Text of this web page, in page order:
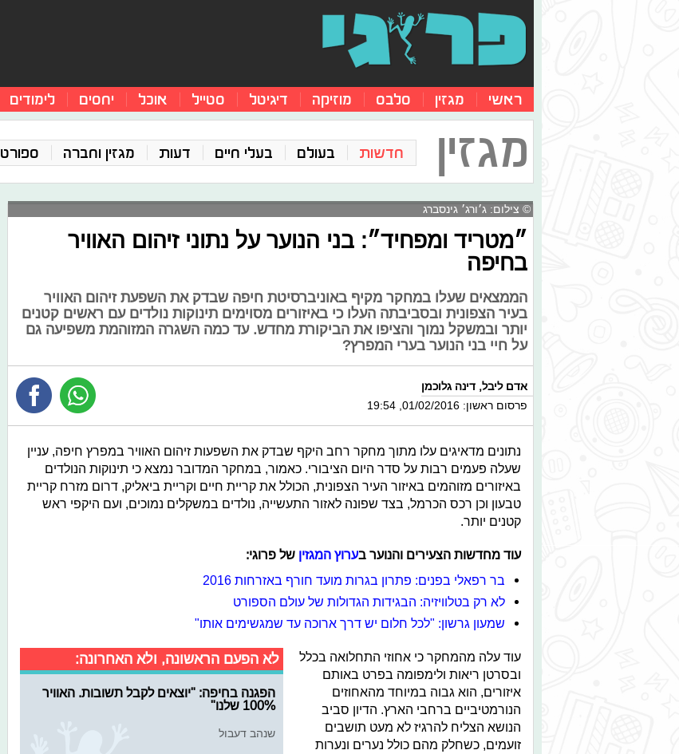
ראשי מגזין סלבס מוזיקה דיגיטל סטייל אוכל יחסים לימודים
מגזין חדשות בעולם בעלי חיים דעות מגזין וחברה ספורט
© צילום: ג׳ורג׳ גינסברג
״מטריד ומפחיד״: בני הנוער על נתוני זיהום האוויר
בחיפה
הממצאים שעלו במחקר מקיף באוניברסיטת חיפה שבדק את השפעת זיהום האוויר
בעיר הצפונית ובסביבתה העלו כי באיזורים מסוימים תינוקות נולדים עם ראשים קטנים
יותר ובמשקל נמוך והציפו את הביקורת מחדש. עד כמה השגרה המזוהמת משפיעה גם
על חיי בני הנוער בערי המפרץ?
אדם ליבל, דינה גלוכמן
פרסום ראשון: 01/02/2016, 19:54
נתונים מדאיגים עלו מתוך מחקר רחב היקף שבדק את השפעות זיהום האוויר במפרץ חיפה, עניין
שעלה פעמים רבות על סדר היום הציבורי. כאמור, במחקר המדובר נמצא כי תינוקות הנולדים
באיזורים מזוהמים באיזור העיר הצפונית, הכולל את קריית חיים וקריית ביאליק, דרום מזרח קריית
טבעון וכן רכס הכרמל, בצד שפונה לאזור התעשייה, נולדים במשקלים נמוכים, ועם היקפי ראש
קטנים יותר.
עוד מחדשות הצעירים והנוער בערוץ המגזין של פרוגי:
בר רפאלי בפנים: פתרון בגרות מועד חורף באזרחות 2016
לא רק בטלוויזיה: הבגידות הגדולות של עולם הספורט
שמעון גרשון: "לכל חלום יש דרך ארוכה עד שמגשימים אותו"
לא הפעם הראשונה, ולא האחרונה:
הפגנה בחיפה: "יוצאים לקבל תשובות. האוויר
100% שלנו"
שנהב דעבול
עוד עלה מהמחקר כי אחוזי התחלואה בכלל
ובסרטן ריאות ולימפומה בפרט באותם
איזורים, הוא גבוה במיוחד מהאחוזים
הנורמטיביים ברחבי הארץ. הדיון סביב
הנושא הצליח להרגיז לא מעט תושבים
זועמים, כשחלק מהם כולל נערים ונערות